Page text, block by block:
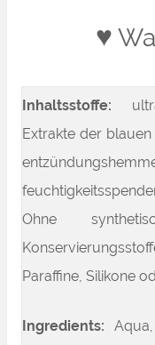
♥
Inhaltsstoffe:
Extrakte der
Ohne
Paraffine, Silikone
Ingredients: